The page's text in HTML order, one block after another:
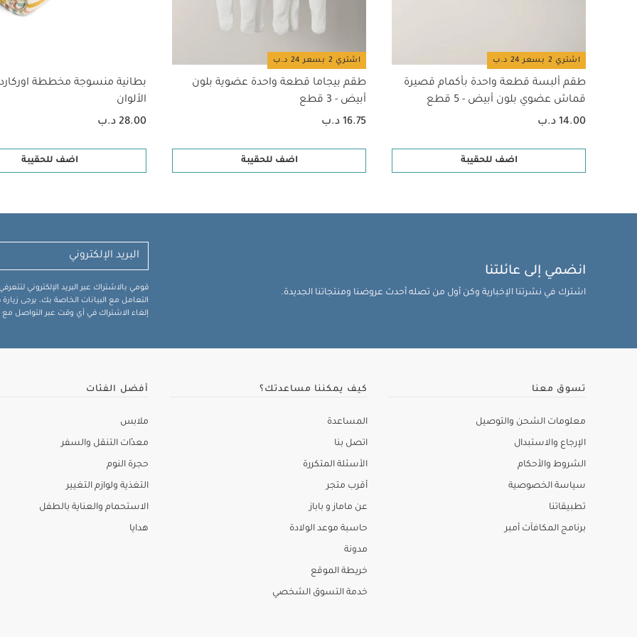
يمكن أن تثب من مكانها ويجب اتخاذ الحذر عند خلعها من مفرش اللعب.
قد يعجبك
إنفانتينو - بيج
اشتري 2 بسعر 24 د.ب
طقم ألبسة قطعة واحدة بأكمام قصيرة
قماش عضوي بلون أبيض - 5 قطع
14.00 د.ب
اضف للحقيبة
اشتري 2 بسعر 24 د.ب
طقم بيجاما قطعة واحدة عضوية بلون
أبيض - 3 قطع
16.75 د.ب
اضف للحقيبة
بطانية منسوجة مخططة
الألوان
28.00 د.ب
اضف للحقيبة
انضمي إلى عائلتنا
اشترك في نشرتنا الإخبارية وكن أول من تصله أحدث عروضنا ومنتجاتنا الجديدة.
قومي بالاشتراك عبر البريد الإلكتروني
التعامل مع البيانات الخاصة بك، يرجى
إلغاء الاشتراك في أي وقت عبر التواصل مع
تسوق معنا
معلومات الشحن والتوصيل
الإرجاع والاستبدال
الشروط والأحكام
سياسة الخصوصية
تطبيقاتنا
برنامج المكافآت أمبر
كيف يمكننا مساعدتك؟
المساعدة
اتصل بنا
الأسئلة المتكررة
أقرب متجر
عن ماماز و باباز
حاسبة موعد الولادة
مدونة
خريطة الموقع
خدمة التسوق الشخصي
أفضل الفئات
ملابس
معدّات التنقل والسفر
حجرة النوم
التغذية ولوازم التغيير
الاستحمام والعناية بالطفل
هدايا